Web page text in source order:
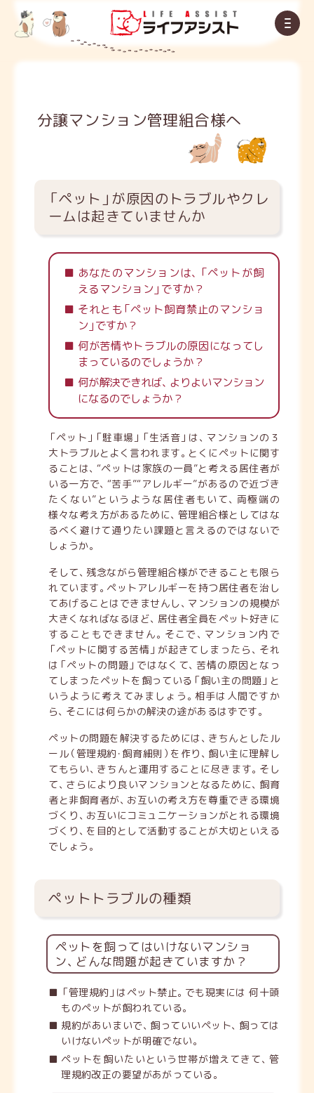
分譲マンション管理組合様へ
「ペット 」が原因のトラブルやクレ
ームは起きていませんか
あなたのマンションは、「ペットが飼
えるマンション 」ですか？
それとも「ペット飼育禁止のマンショ
ン 」ですか？
何が苦情やトラブルの原因になってし
まっているのでしょうか？
何が解決できれば、よりよいマンション
になるのでしょうか？
「ペット 」「駐車場 」「生活音 」は、マンションの３
大トラブルとよく言われます。とくにペットに関す
ることは、“ペットは家族の一員”と考える居住者が
いる一方で、“苦手”“アレルギー”があるので近づき
たくない”というような居住者もいて、両極端の
様々な考え方があるために、管理組合様としてはな
るべく避けて通りたい課題と言えるのではないで
しょうか。
そして、残念ながら管理組合様ができることも限ら
れています。ペットアレルギーを持つ居住者を治し
てあげることはできませんし、マンションの規模が
大きくなればなるほど、居住者全員をペット好きに
することもできません。そこで、マンション内で
「ペットに関する苦情 」が起きてしまったら 、それ
は「ペットの問題 」ではなくて、苦情の原因となっ
てしまったペットを飼っている「飼い主の問題 」と
いうように考えてみましょう 。相手は人間ですか
ら、そこには何らかの解決の途があるはずです。
ペットの問題を解決するためには、きちんとしたル
ール（ 管理規約・飼育細則 ）を作り 、飼い主に理解し
てもらい、きちんと運用することに尽きます。そし
て、さらにより良いマンションとなるために、飼育
者と非飼育者が、お互いの考え方を尊重できる環境
づくり 、お互いにコミュニケーションがとれる環境
づくり 、を目的として活動することが大切といえる
でしょう 。
ペットトラブルの種類
ペットを飼ってはいけないマンショ
ン、どんな問題が起きていますか？
「管理規約 」はペット禁止。でも現実には 何十頭
ものペットが飼われている。
規約があいまいで、飼っていいペット、飼っては
いけないペットが明確でない。
ペットを飼いたいという世帯が増えてきて、管
理規約改正の要望があがっている。